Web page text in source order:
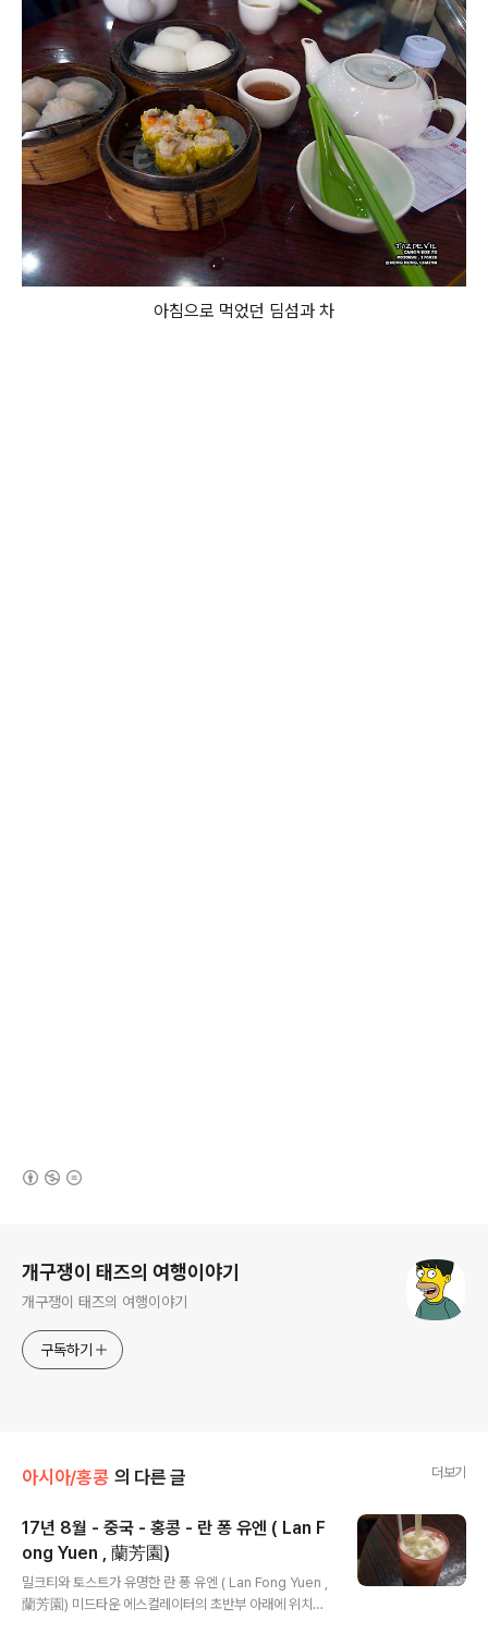
아침으로 먹었던 딤섬과 차
개구쟁이 태즈의 여행이야기
개구쟁이 태즈의 여행이야기
구독하기
아시아/홍콩 의 다른 글 더보기
17년 8월 - 중국 - 홍콩 - 란 퐁 유엔 ( Lan F
ong Yuen , 蘭芳園)
밀크티와 토스트가 유명한 란 퐁 유엔 ( Lan Fong Yuen ,
蘭芳園) 미드타운 에스컬레이터의 초반부 아래에 위치하